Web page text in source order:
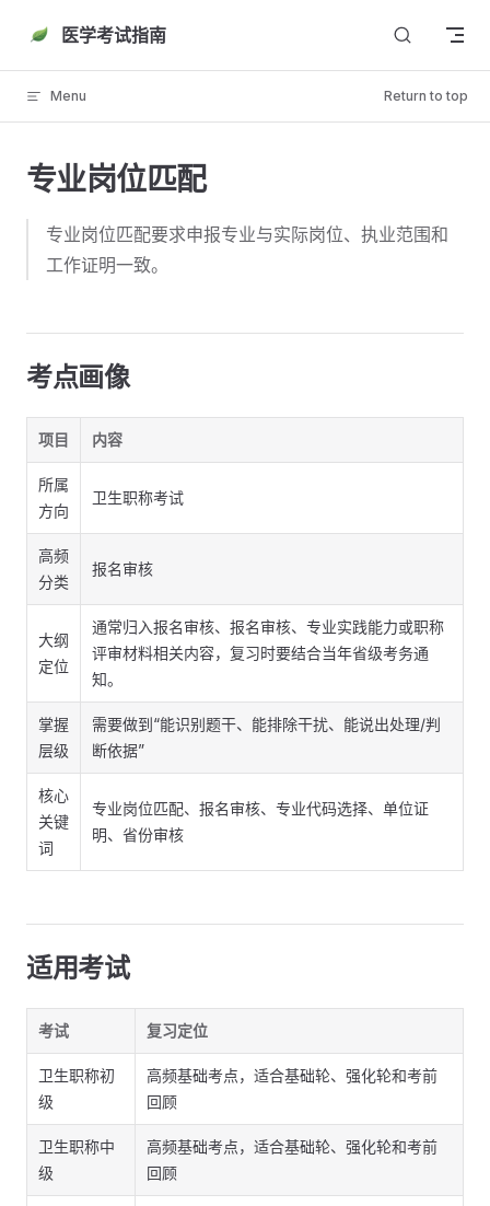
Skip to content
医学考试指南
Menu Return to top
专业岗位匹配
专业岗位匹配要求申报专业与实际岗位、执业范围和
工作证明一致。
考点画像
项目 内容
所属
方向
卫生职称考试
高频
分类
报名审核
大纲
定位
通常归入报名审核、报名审核、专业实践能力或职称
评审材料相关内容，复习时要结合当年省级考务通
知。
掌握
层级
需要做到“能识别题干、能排除干扰、能说出处理/判
断依据”
核心
关键
词
专业岗位匹配、报名审核、专业代码选择、单位证
明、省份审核
适用考试
考试 复习定位
卫生职称初
级
高频基础考点，适合基础轮、强化轮和考前
回顾
卫生职称中
级
高频基础考点，适合基础轮、强化轮和考前
回顾